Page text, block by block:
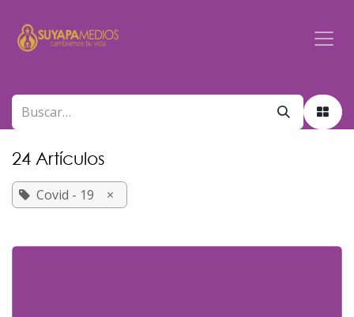
24 Artículos
Covid - 19 ×